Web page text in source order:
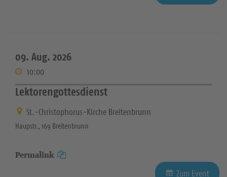
09. Aug. 2026
10:00
Lektorengottesdienst
St.-Christophorus-Kirche Breitenbrunn
Haupstr., 169 Breitenbrunn
Permalink
Zum Event